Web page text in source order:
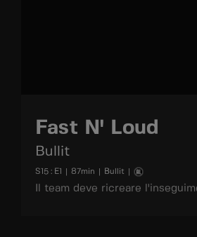
Fast N' Loud
Bullit
S15 : E1 87min Bullit
Il team deve ricreare